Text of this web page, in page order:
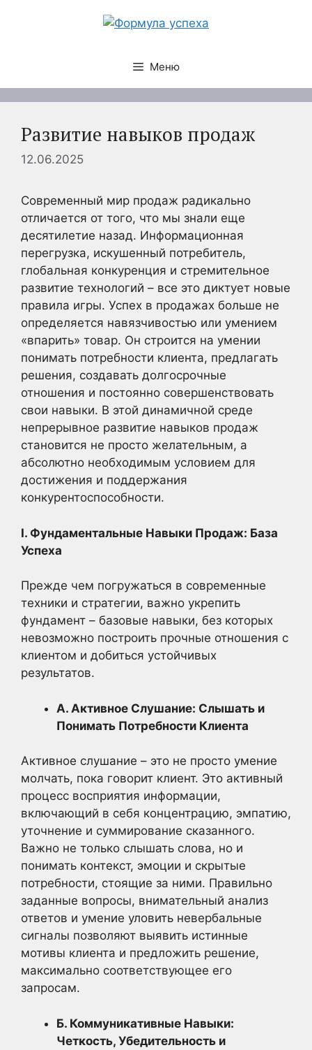
Меню
Развитие навыков продаж
12.06.2025
Современный мир продаж радикально
отличается от того, что мы знали еще
десятилетие назад. Информационная
перегрузка, искушенный потребитель,
глобальная конкуренция и стремительное
развитие технологий – все это диктует новые
правила игры. Успех в продажах больше не
определяется навязчивостью или умением
«впарить» товар. Он строится на умении
понимать потребности клиента, предлагать
решения, создавать долгосрочные
отношения и постоянно совершенствовать
свои навыки. В этой динамичной среде
непрерывное развитие навыков продаж
становится не просто желательным, а
абсолютно необходимым условием для
достижения и поддержания
конкурентоспособности.
I. Фундаментальные Навыки Продаж: База
Успеха
Прежде чем погружаться в современные
техники и стратегии, важно укрепить
фундамент – базовые навыки, без которых
невозможно построить прочные отношения с
клиентом и добиться устойчивых
результатов.
А. Активное Слушание: Слышать и
Понимать Потребности Клиента
Активное слушание – это не просто умение
молчать, пока говорит клиент. Это активный
процесс восприятия информации,
включающий в себя концентрацию, эмпатию,
уточнение и суммирование сказанного.
Важно не только слышать слова, но и
понимать контекст, эмоции и скрытые
потребности, стоящие за ними. Правильно
заданные вопросы, внимательный анализ
ответов и умение уловить невербальные
сигналы позволяют выявить истинные
мотивы клиента и предложить решение,
максимально соответствующее его
запросам.
Б. Коммуникативные Навыки:
Четкость, Убедительность и